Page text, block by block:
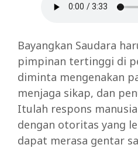
Bayangkan Saudara
pimpinan tertinggi di
diminta mengenakan
menjaga sikap, dan
Itulah respons
dengan otoritas yang
dapat merasa gentar